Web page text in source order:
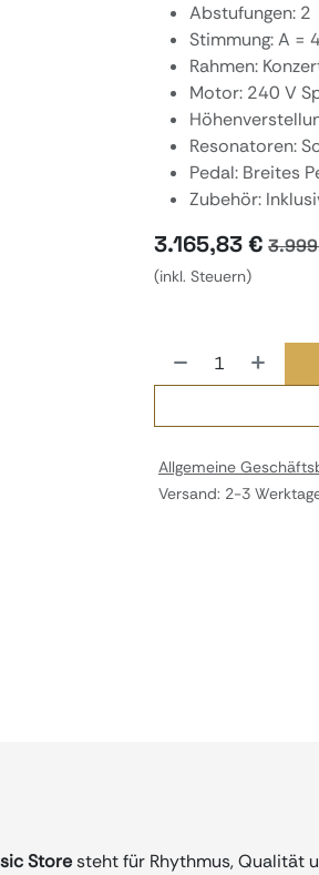
Abstufungen: 2
Stimmung: A =
Rahmen:
Motor: 240 V
Resonatoren:
Pedal: Breites
Zubehör:
3.165,83€
(inkl. Steuern)
Allgemeine
Versand: 2-3
Storesteht für Rhythmus, Qualität